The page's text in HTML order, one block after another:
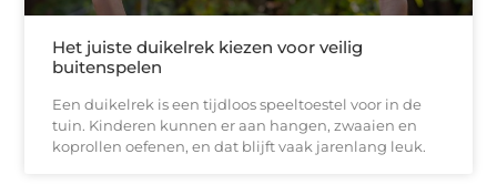
Het juiste duikelrek kiezen voor veilig
buitenspelen
Een duikelrek is een tijdloos speeltoestel voor in de
tuin. Kinderen kunnen er aan hangen, zwaaien en
koprollen oefenen, en dat blijft vaak jarenlang leuk.